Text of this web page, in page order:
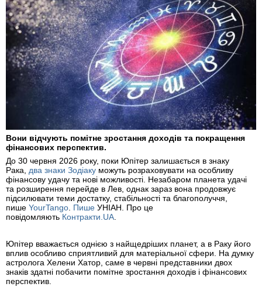
Вони відчують помітне зростання доходів та покращення
фінансових перспектив.
До 30 червня 2026 року, поки Юпітер залишається в знаку
Рака, два знаки Зодіаку можуть розраховувати на особливу
фінансову удачу та нові можливості. Незабаром планета удачі
та розширення перейде в Лев, однак зараз вона продовжує
підсилювати теми достатку, стабільності та благополуччя,
пише YourTango. Пише УНІАН. Про це
повідомляють Контракти.UA.
Юпітер вважається однією з найщедріших планет, а в Раку його
вплив особливо сприятливий для матеріальної сфери. На думку
астролога Хелени Хатор, саме в червні представники двох
знаків здатні побачити помітне зростання доходів і фінансових
перспектив.